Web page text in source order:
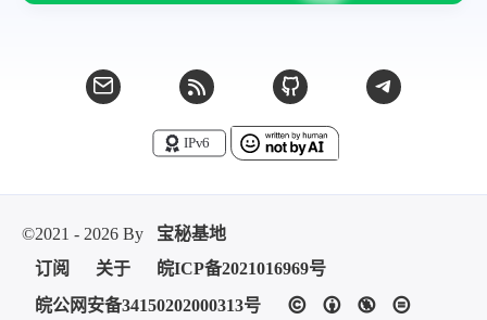
©2021 - 2026 By
宝秘基地
订阅
关于
皖ICP备2021016969号
皖公网安备34150202000313号